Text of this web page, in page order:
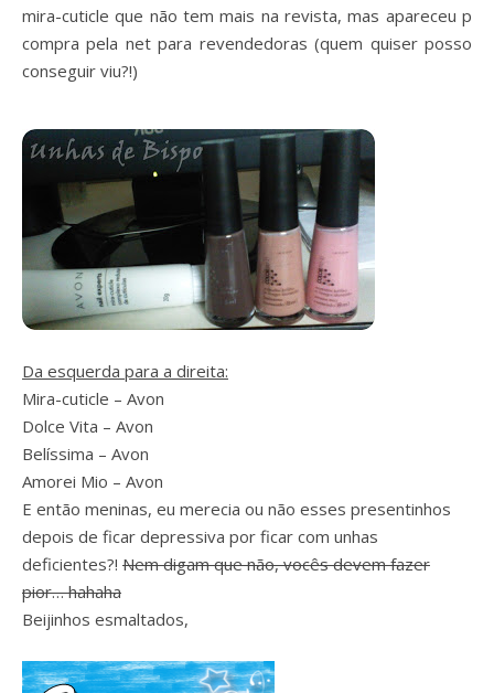
mira-cuticle que não tem mais na revista, mas apareceu p
compra pela net para revendedoras (quem quiser posso
conseguir viu?!)
Da esquerda para a direita:
Mira-cuticle – Avon
Dolce Vita – Avon
Belíssima – Avon
Amorei Mio – Avon
E então meninas, eu merecia ou não esses presentinhos
depois de ficar depressiva por ficar com unhas
deficientes?! Nem digam que não, vocês devem fazer
pior… hahaha
Beijinhos esmaltados,